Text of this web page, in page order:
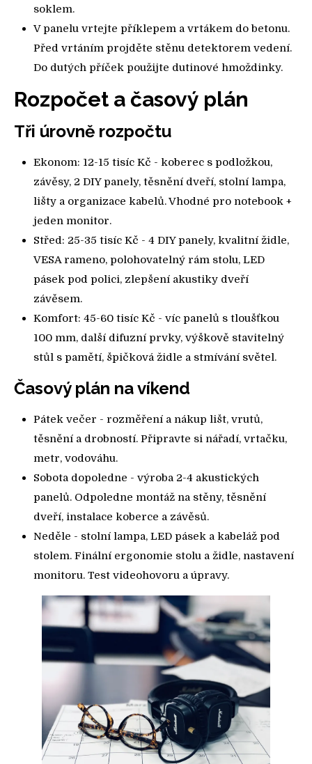
soklem.
V panelu vrtejte příklepem a vrtákem do betonu.
Před vrtáním projděte stěnu detektorem vedení.
Do dutých příček použijte dutinové hmoždinky.
Rozpočet a časový plán
Tři úrovně rozpočtu
Ekonom: 12-15 tisíc Kč - koberec s podložkou,
závěsy, 2 DIY panely, těsnění dveří, stolní lampa,
lišty a organizace kabelů. Vhodné pro notebook +
jeden monitor.
Střed: 25-35 tisíc Kč - 4 DIY panely, kvalitní židle,
VESA rameno, polohovatelný rám stolu, LED
pásek pod polici, zlepšení akustiky dveří
závěsem.
Komfort: 45-60 tisíc Kč - víc panelů s tloušťkou
100 mm, další difuzní prvky, výškově stavitelný
stůl s pamětí, špičková židle a stmívání světel.
Časový plán na víkend
Pátek večer - rozměření a nákup lišt, vrutů,
těsnění a drobností. Připravte si nářadí, vrtačku,
metr, vodováhu.
Sobota dopoledne - výroba 2-4 akustických
panelů. Odpoledne montáž na stěny, těsnění
dveří, instalace koberce a závěsů.
Neděle - stolní lampa, LED pásek a kabeláž pod
stolem. Finální ergonomie stolu a židle, nastavení
monitoru. Test videohovoru a úpravy.